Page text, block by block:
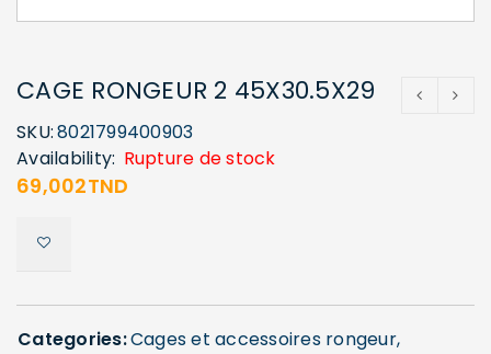
CAGE RONGEUR 2 45X30.5X29
SKU:8021799400903
Availability: Rupture de stock
69,002TND
Categories:Cages et accessoires rongeur,